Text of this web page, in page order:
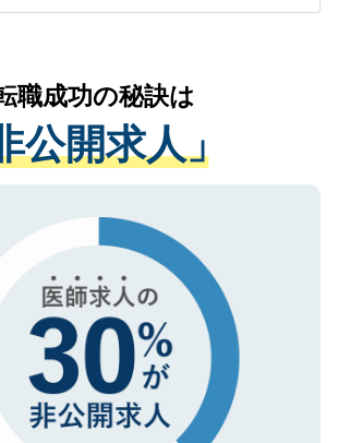
べての個人データはご本人の許可
情報の取り扱いについての厳密な
を満たした事業者のみに付与され
イバシーマークを取得済みです。
保持に関してもご安心ください。
て、現在の医療機関の状況や紹介
じえながら、適切なアドバイスを
ただきます。すぐにご転職をされ
は、長期的なサポートが可能です
ずはご登録ください。
職成功の秘訣は
公開求人」